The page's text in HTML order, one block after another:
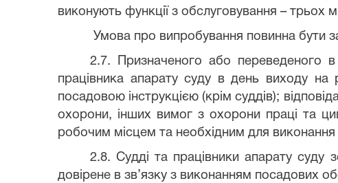
виконують функції з обслуговування – трьох
Умова про випробування повинна бути
2.7. Призначеного або переведеного
працівника апарату суду в день виходу
посадовою інструкцією (крім суддів);
охорони, інших вимог з охорони праці та
робочим місцем та необхідним для виконання
2.8. Судді та працівники апарату суду
довірене в зв’язку з виконанням посадових